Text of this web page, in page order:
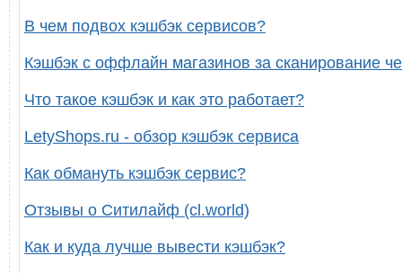
В чем подвох кэшбэк сервисов?
Кэшбэк с оффлайн магазинов за сканирование
Что такое кэшбэк и как это работает?
LetyShops.ru - обзор кэшбэк сервиса
Как обмануть кэшбэк сервис?
Отзывы о Ситилайф (cl.world)
Как и куда лучше вывести кэшбэк?